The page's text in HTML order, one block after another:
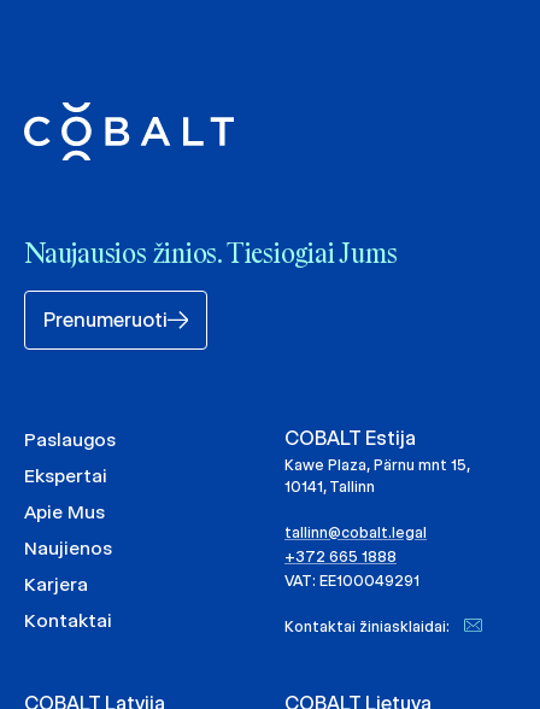
Naujausios žinios. Tiesiogiai Jums
Prenumeruoti
Paslaugos
Ekspertai
Apie Mus
Naujienos
Karjera
Kontaktai
COBALT Estija
Kawe Plaza, Pärnu mnt 15,
10141, Tallinn
tallinn@cobalt.legal
+372 665 1888
VAT: EE100049291
Kontaktai žiniasklaidai:
COBALT Latvija COBALT Lietuva